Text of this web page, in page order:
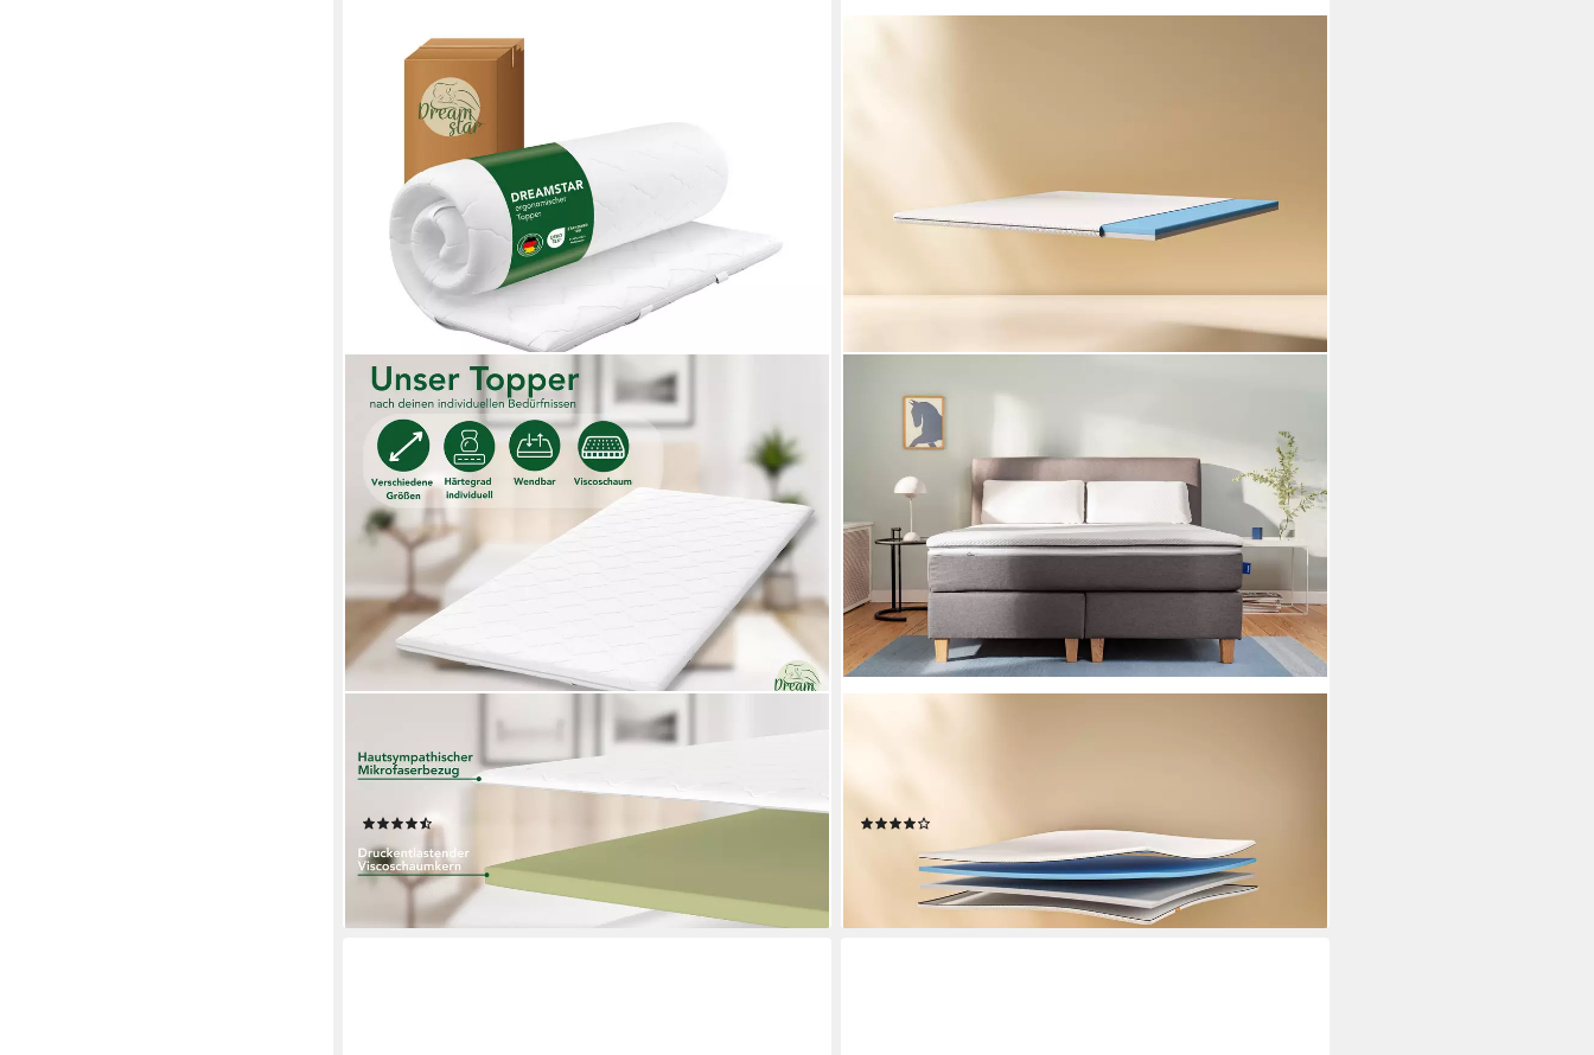
Topper ergonomischer Matratzentopper in 3 Härtegraden
- weich, mittel, fest, 6 cm hoch, Viscoschaum, rutschfest,
Bezug waschbar - für Matratzen und Boxspringbetten
(593)
ab 129,99 €
lieferbar - in 2-3 Werktagen bei dir
UVP229,00 €
lieferbar - in 3-4 Werktagen bei dir